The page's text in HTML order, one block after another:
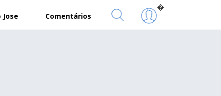
Comentários
�